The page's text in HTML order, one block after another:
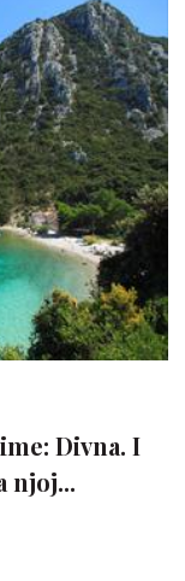
Divna. I
njoj...